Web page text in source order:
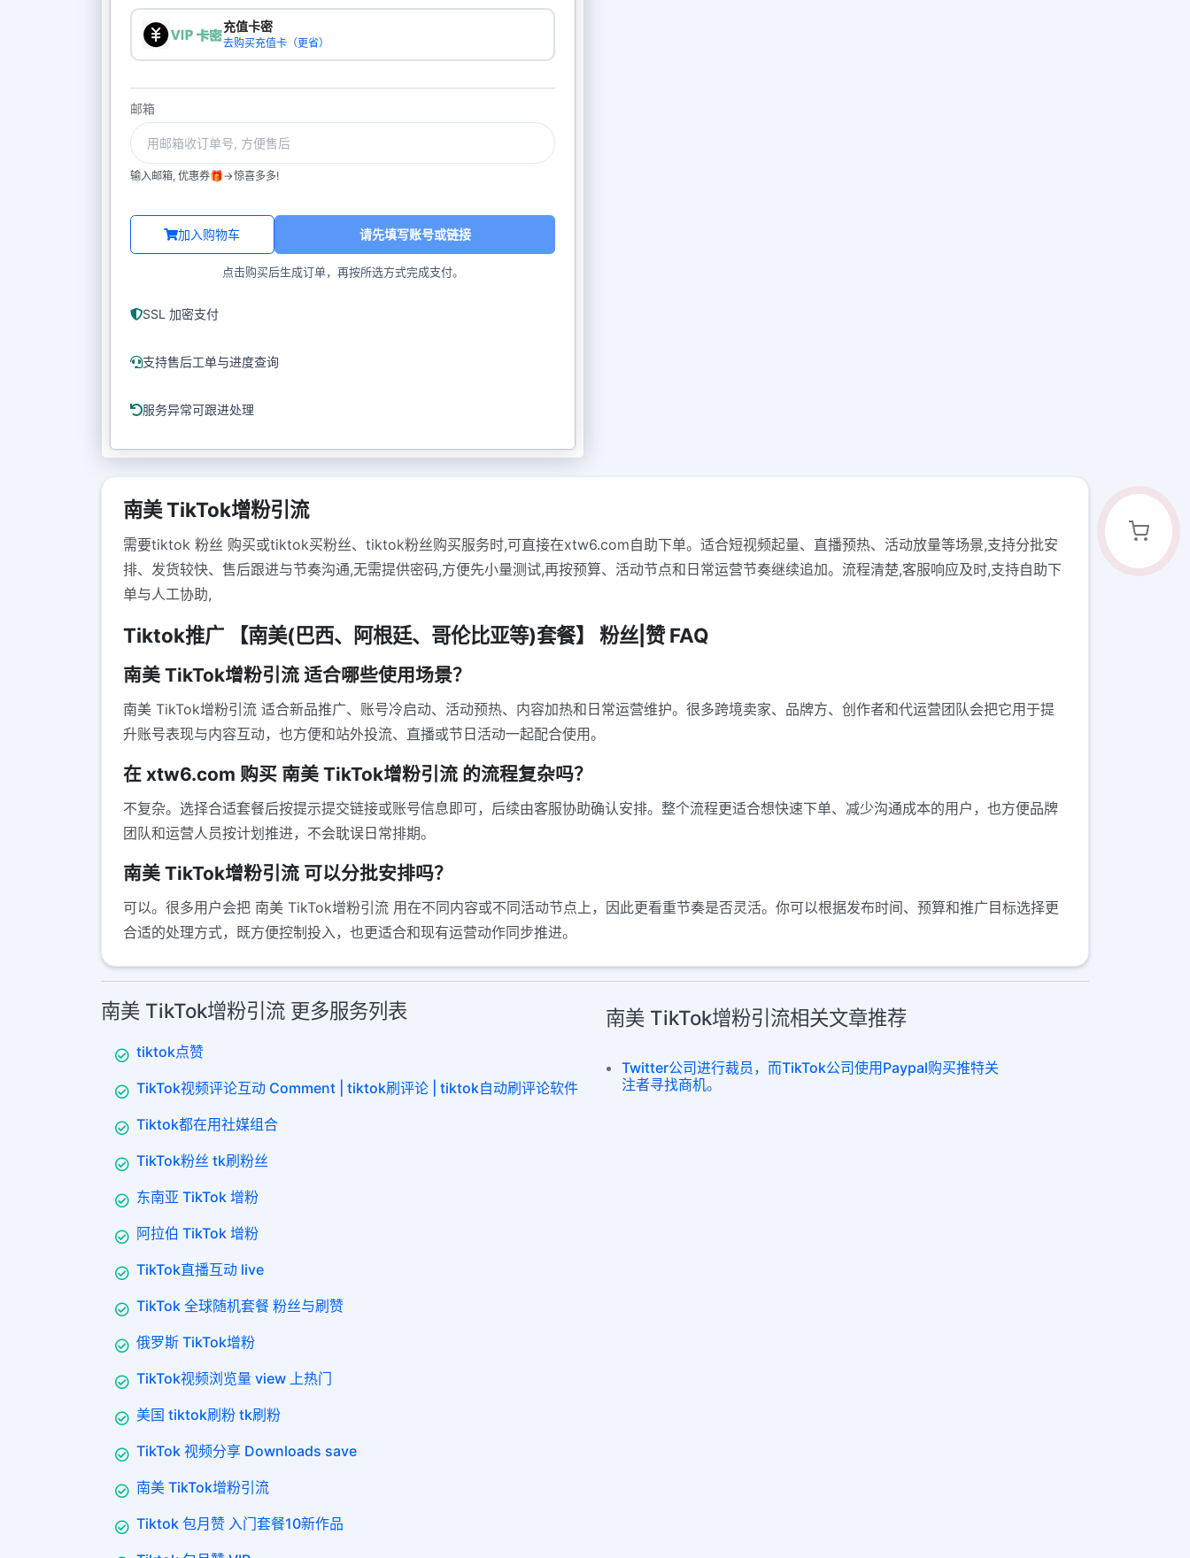
充值卡密
去购买充值卡（更省）
邮箱
输入邮箱, 优惠券🎁->惊喜多多!
加入购物车 请先填写账号或链接
点击购买后生成订单，再按所选方式完成支付。
SSL 加密支付
支持售后工单与进度查询
服务异常可跟进处理
南美 TikTok增粉引流
需要tiktok 粉丝 购买或tiktok买粉丝、tiktok粉丝购买服务时,可直接在xtw6.com自助下单。适合短视频起量、直播预热、活动放量等场景,支持分批安
排、发货较快、售后跟进与节奏沟通,无需提供密码,方便先小量测试,再按预算、活动节点和日常运营节奏继续追加。流程清楚,客服响应及时,支持自助下
单与人工协助,
Tiktok推广 【南美(巴西、阿根廷、哥伦比亚等)套餐】 粉丝|赞 FAQ
南美 TikTok增粉引流 适合哪些使用场景？
南美 TikTok增粉引流 适合新品推广、账号冷启动、活动预热、内容加热和日常运营维护。很多跨境卖家、品牌方、创作者和代运营团队会把它用于提
升账号表现与内容互动，也方便和站外投流、直播或节日活动一起配合使用。
在 xtw6.com 购买 南美 TikTok增粉引流 的流程复杂吗？
不复杂。选择合适套餐后按提示提交链接或账号信息即可，后续由客服协助确认安排。整个流程更适合想快速下单、减少沟通成本的用户，也方便品牌
团队和运营人员按计划推进，不会耽误日常排期。
南美 TikTok增粉引流 可以分批安排吗？
可以。很多用户会把 南美 TikTok增粉引流 用在不同内容或不同活动节点上，因此更看重节奏是否灵活。你可以根据发布时间、预算和推广目标选择更
合适的处理方式，既方便控制投入，也更适合和现有运营动作同步推进。
南美 TikTok增粉引流 更多服务列表
tiktok点赞
TikTok视频评论互动 Comment | tiktok刷评论 | tiktok自动刷评论软件
Tiktok都在用社媒组合
TikTok粉丝 tk刷粉丝
东南亚 TikTok 增粉
阿拉伯 TikTok 增粉
TikTok直播互动 live
TikTok 全球随机套餐 粉丝与刷赞
俄罗斯 TikTok增粉
TikTok视频浏览量 view 上热门
美国 tiktok刷粉 tk刷粉
TikTok 视频分享 Downloads save
南美 TikTok增粉引流
Tiktok 包月赞 入门套餐10新作品
南美 TikTok增粉引流相关文章推荐
Twitter公司进行裁员，而TikTok公司使用Paypal购买推特关
注者寻找商机。